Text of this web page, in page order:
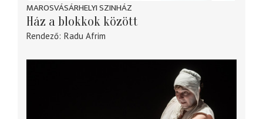
MAROSVÁSÁRHELYI SZINHÁZ
Ház a blokkok között
Rendező Radu Afrim